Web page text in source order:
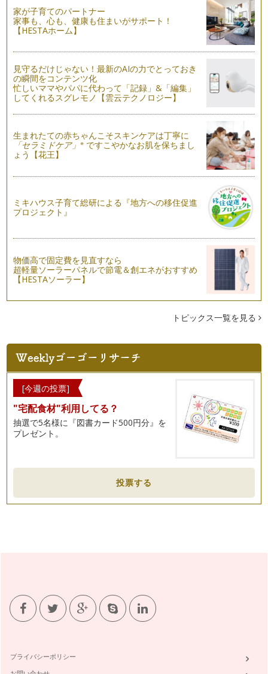
リビングイン階段が子育てにいい理由
家を建てるなら「リビングイン階段がいい」と聞いたことはあ
りませんか？ リビングイン階段とは…
乳幼児にとって危険な室内
子どもが生まれてから、家の中にいても「危ないな」と思う場
所が出てきました。最初はハイハイす…
マイホーム選びで重視することのひとつに「どこに住むか」が
挙げられます。通勤や通学の便、買い…
リビングは1階と2階どちらにする!?
マイホームを建てるなら「家族でのんびりくつろげる広いリビ
ングがほしい」と、誰もが思うもので…
マイホーム取得の最適なタイミング
新年を迎え、年賀状のなかに「転居しました」という文章が入
先日、一戸建て住宅メーカーの資料をお取り寄せしました。じ
っくり読んでみると、メーカーごとの…
前回は、マイホーム取得のための資料請求についてご紹介しま
マイホームがほしいなと思っても、チラシやインターネットを
たまに見るくらいで、「子どもが小さ…
子育て世代にうれしいスマートハウス
スマートフォンは身近な存在になりましたが、「スマートハウ
ス」という言葉を耳にしたことはあり…
新築と中古、それぞれのメリット
住まい選びで悩むことのひとつ、新築か中古のどちらを選ぶ
子育てはどこでするのがいい？
前回、初めてのマイホームを考えている人におすすめしたい
「自分だけの住まいづくりノート」をご…
ミ置き場、集会室など、所有者が共同…
住宅初心者が選んだ分かりづらい用語
不動産広告から未来の暮らしを読み取る！
家が子育てのパートナー
家事も、心も、健康も住まいがサポート！
【HESTAホーム】
見守るだけじゃない！最新のAIの力でとっておき
の瞬間をコンテンツ化
忙しいママやパパに代わって「記録」&「編集」
してくれるスグレモノ【雲云テクノロジー】
生まれたての赤ちゃんこそスキンケアは丁寧に
「セラミドケア」※ ですこやかなお肌を保ちまし
ょう【花王】
ミキハウス子育て総研による『地方への移住促進
プロジェクト』
物価高で固定費を見直すなら
超軽量ソーラーパネルで節電＆創エネがおすすめ
【HESTAソーラー】
トピックス一覧を見る
[今週の投票]
"宅配食材"利用してる？
抽選で5名様に『図書カード500円分』を
プレゼント。
投票する
プライバシーポリシー